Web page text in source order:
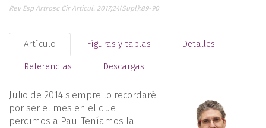
Rev Esp Artrosc Cir Articul. 2017;24(Supl):89-90
Artículo Figuras y tablas Detalles
Referencias Descargas
Julio de 2014 siempre lo recordaré
por ser el mes en el que
perdimos a Pau. Teníamos la